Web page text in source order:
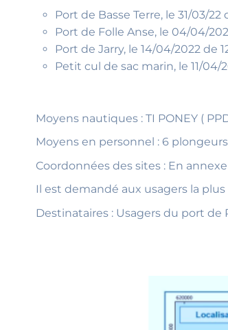
Port de Basse Terre, le 31/03/
Port de Folle Anse, le 04/04/
Port de Jarry, le 14/04/2022 de
Petit cul de sac marin, le 11/04/
Moyens nautiques : TI PONEY (
Moyens en personnel : 6 plongeurs
Coordonnées des sites : En annexe
Il est demandé aux usagers la
Destinataires : Usagers du port de